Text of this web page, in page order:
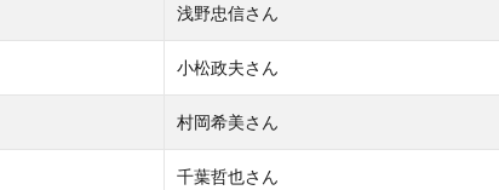
浅野忠信さん
小松政夫さん
村岡希美さん
千葉哲也さん